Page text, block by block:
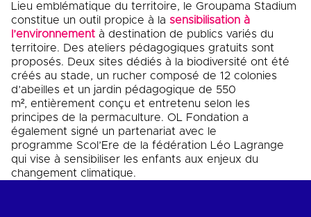
Lieu emblématique du territoire, le Groupama Stadium
constitue un outil propice à la sensibilisation à
l’environnement à destination de publics variés du
territoire. Des ateliers pédagogiques gratuits sont
proposés. Deux sites dédiés à la biodiversité ont été
créés au stade, un rucher composé de 12 colonies
d’abeilles et un jardin pédagogique de 550
m², entièrement conçu et entretenu selon les
principes de la permaculture. OL Fondation a
également signé un partenariat avec le
programme Scol’Ere de la fédération Léo Lagrange
qui vise à sensibiliser les enfants aux enjeux du
changement climatique.